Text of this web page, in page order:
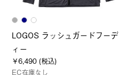
LOGOS ラッシュガードフーデ
ィー
￥6,490 (税込)
EC在庫なし